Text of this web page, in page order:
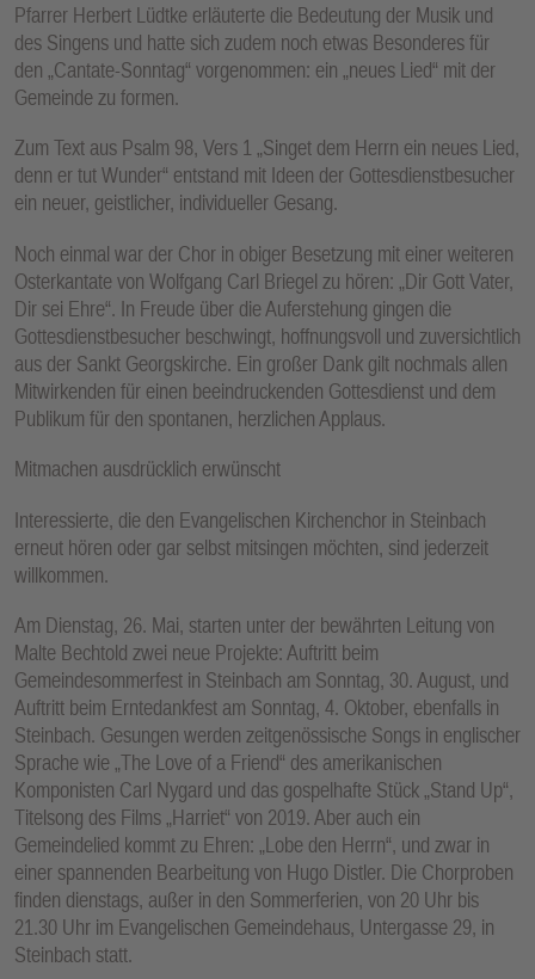
Pfarrer Herbert Lüdtke erläuterte die Bedeutung der Musik und
des Singens und hatte sich zudem noch etwas Besonderes für
den „Cantate-Sonntag“ vorgenommen: ein „neues Lied“ mit der
Gemeinde zu formen.
Zum Text aus Psalm 98, Vers 1 „Singet dem Herrn ein neues Lied,
denn er tut Wunder“ entstand mit Ideen der Gottesdienstbesucher
ein neuer, geistlicher, individueller Gesang.
Noch einmal war der Chor in obiger Besetzung mit einer weiteren
Osterkantate von Wolfgang Carl Briegel zu hören: „Dir Gott Vater,
Dir sei Ehre“. In Freude über die Auferstehung gingen die
Gottesdienstbesucher beschwingt, hoffnungsvoll und zuversichtlich
aus der Sankt Georgskirche. Ein großer Dank gilt nochmals allen
Mitwirkenden für einen beeindruckenden Gottesdienst und dem
Publikum für den spontanen, herzlichen Applaus.
Mitmachen ausdrücklich erwünscht
Interessierte, die den Evangelischen Kirchenchor in Steinbach
erneut hören oder gar selbst mitsingen möchten, sind jederzeit
willkommen.
Am Dienstag, 26. Mai, starten unter der bewährten Leitung von
Malte Bechtold zwei neue Projekte: Auftritt beim
Gemeindesommerfest in Steinbach am Sonntag, 30. August, und
Auftritt beim Erntedankfest am Sonntag, 4. Oktober, ebenfalls in
Steinbach. Gesungen werden zeitgenössische Songs in englischer
Sprache wie „The Love of a Friend“ des amerikanischen
Komponisten Carl Nygard und das gospelhafte Stück „Stand Up“,
Titelsong des Films „Harriet“ von 2019. Aber auch ein
Gemeindelied kommt zu Ehren: „Lobe den Herrn“, und zwar in
einer spannenden Bearbeitung von Hugo Distler. Die Chorproben
finden dienstags, außer in den Sommerferien, von 20 Uhr bis
21.30 Uhr im Evangelischen Gemeindehaus, Untergasse 29, in
Steinbach statt.